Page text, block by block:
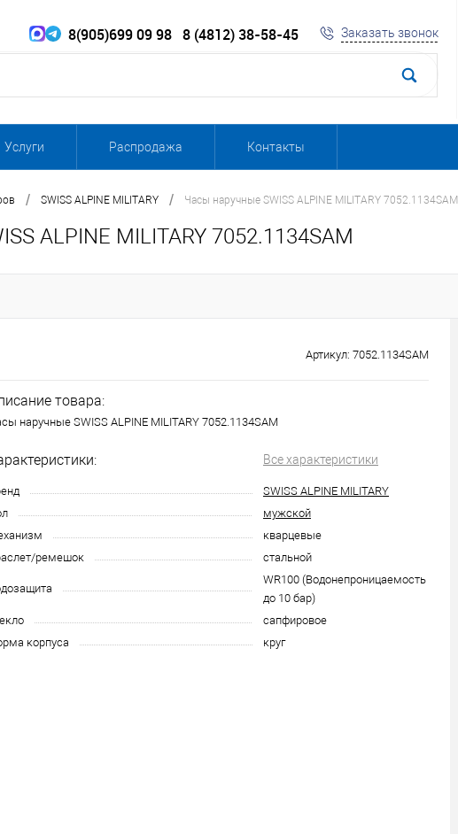
8(905)699 09 98 8 (4812) 38-58-45 Заказать звонок
Услуги Распродажа Контакты
/ SWISS ALPINE MILITARY / Часы наручные SWISS ALPINE MILITARY 7052.1134SAM
ALPINE MILITARY 7052.1134SAM
Артикул: 7052.1134SAM
товара:
наручные SWISS ALPINE MILITARY 7052.1134SAM
Все характеристики
SWISS ALPINE MILITARY
мужской
кварцевые
ремешок
стальной
WR100 (Водонепроницаемость
до 10 бар)
сапфировое
корпуса
круг